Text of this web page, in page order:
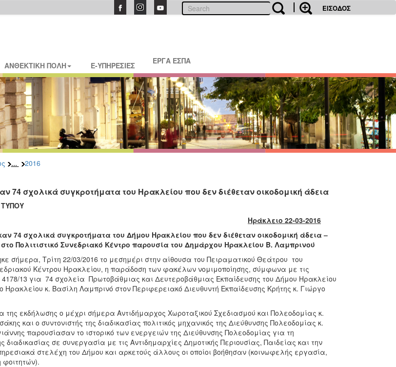
ΕΙΣΟΔΟΣ
ΑΝΘΕΚΤΙΚΗ ΠΟΛΗ E-ΥΠΗΡΕΣΙΕΣ ΕΡΓΑ ΕΣΠΑ
... 2016
74 σχολικά συγκροτήματα του Ηρακλείου που δεν διέθεταν οικοδομική άδεια
Ηράκλειο 22-03-2016
74 σχολικά συγκροτήματα του Δήμου Ηρακλείου που δεν διέθεταν οικοδομική άδεια –
Πολιτιστικό Συνεδριακό Κέντρο παρουσία του Δημάρχου Ηρακλείου Β. Λαμπρινού
σήμερα, Τρίτη 22/03/2016 το μεσημέρι στην αίθουσα του Πειραματικού Θεάτρου του
Κέντρου Ηρακλείου, η παράδοση των φακέλων νομιμοποίησης, σύμφωνα με τις
4178/13 για 74 σχολεία Πρωτοβάθμιας και Δευτεροβάθμιας Εκπαίδευσης του Δήμου Ηρακλείου
κ. Βασίλη Λαμπρινό στον Περιφερειακό Διευθυντή Εκπαίδευσης Κρήτης κ. Γιώργο
της εκδήλωσης ο μέχρι σήμερα Αντιδήμαρχος Χωροταξικού Σχεδιασμού και Πολεοδομίας κ.
και ο συντονιστής της διαδικασίας πολιτικός μηχανικός της Διεύθυνσης Πολεοδομίας κ.
παρουσίασαν το ιστορικό των ενεργειών της Διεύθυνσης Πολεοδομίας για τη
διαδικασίας σε συνεργασία με τις Αντιδημαρχίες Δημοτικής Περιουσίας, Παιδείας και την
στελέχη του Δήμου και αρκετούς άλλους οι οποίοι βοήθησαν (κοινωφελής εργασία,
φοιτητών).